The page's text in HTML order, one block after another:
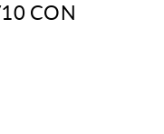
CON